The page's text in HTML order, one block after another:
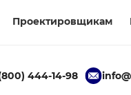
Проектировщикам
444-14-98